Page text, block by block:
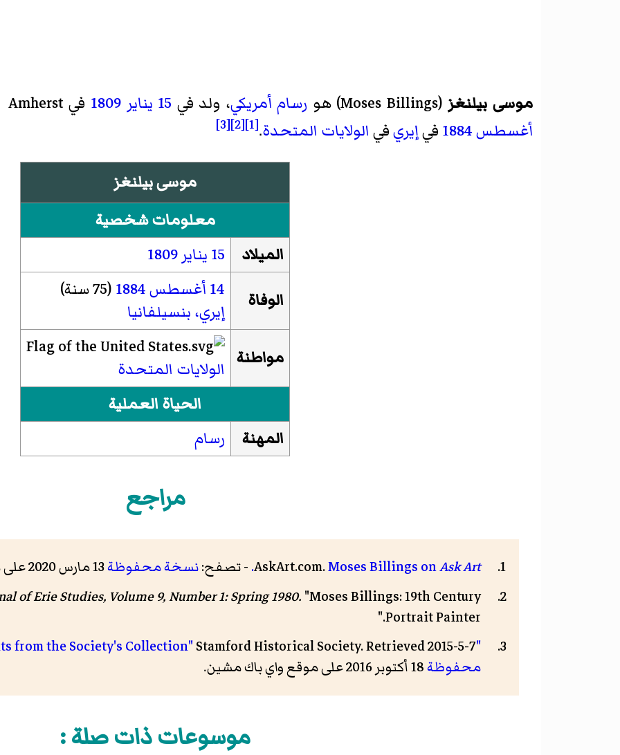
موسى بيلنغز (
Moses Billings)‏ هو رسام أمريكي، ولد في 15 يناير 1809 في Amherst في
أغسطس1884 فيإيريفي الولايات المتحدة.
[1]
[2]
[3]
موسى بيلنغز
معلومات شخصية
الميلاد
15 يناير
1809
الوفاة
14 أغسطس 1884 (75 سنة)
إيري، بنسيلفانيا
مواطنة
الولايات المتحدة
الحياة العملية
المهنة
رسام
مراجع
AskArt.com.Moses Billings onAsk Art
. - تصفح:نسخة محفوظة13 مارس 2020 على موقع واي باك مشين.
of Erie Studies, Volume 9, Number 1: Spring 1980."Moses Billings: 19th Century
Portrait Painter."
"Best Face Forward: Portraits from the Society's Collection"
Stamford Historical Society. Retrieved 2015-5-7.
محفوظة
موسوعات ذات صلة :